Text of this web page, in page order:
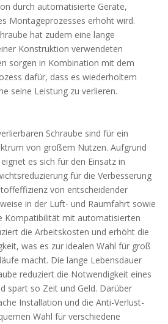
durch automatisierte Geräte,
Montageprozesses erhöht wird.
hat zudem eine lange
Konstruktion verwendeten
sorgen in Kombination mit dem
dafür, dass es wiederholtem
seine Leistung zu verlieren.
Schraube sind für ein
von großem Nutzen. Aufgrund
es sich für den Einsatz in
für die Verbesserung
von entscheidender
in der Luft- und Raumfahrt sowie
Kompatibilität mit automatisierten
die Arbeitskosten und erhöht die
was es zur idealen Wahl für groß
macht. Die lange Lebensdauer
reduziert die Notwendigkeit eines
spart so Zeit und Geld. Darüber
Installation und die Anti-Verlust-
Wahl für verschiedene